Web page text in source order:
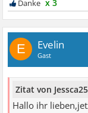
x 3
E Evelin
Gast
Zitat von
Hallo ihr